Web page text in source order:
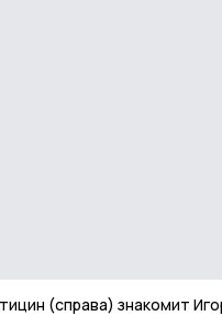
(справа) знакомит